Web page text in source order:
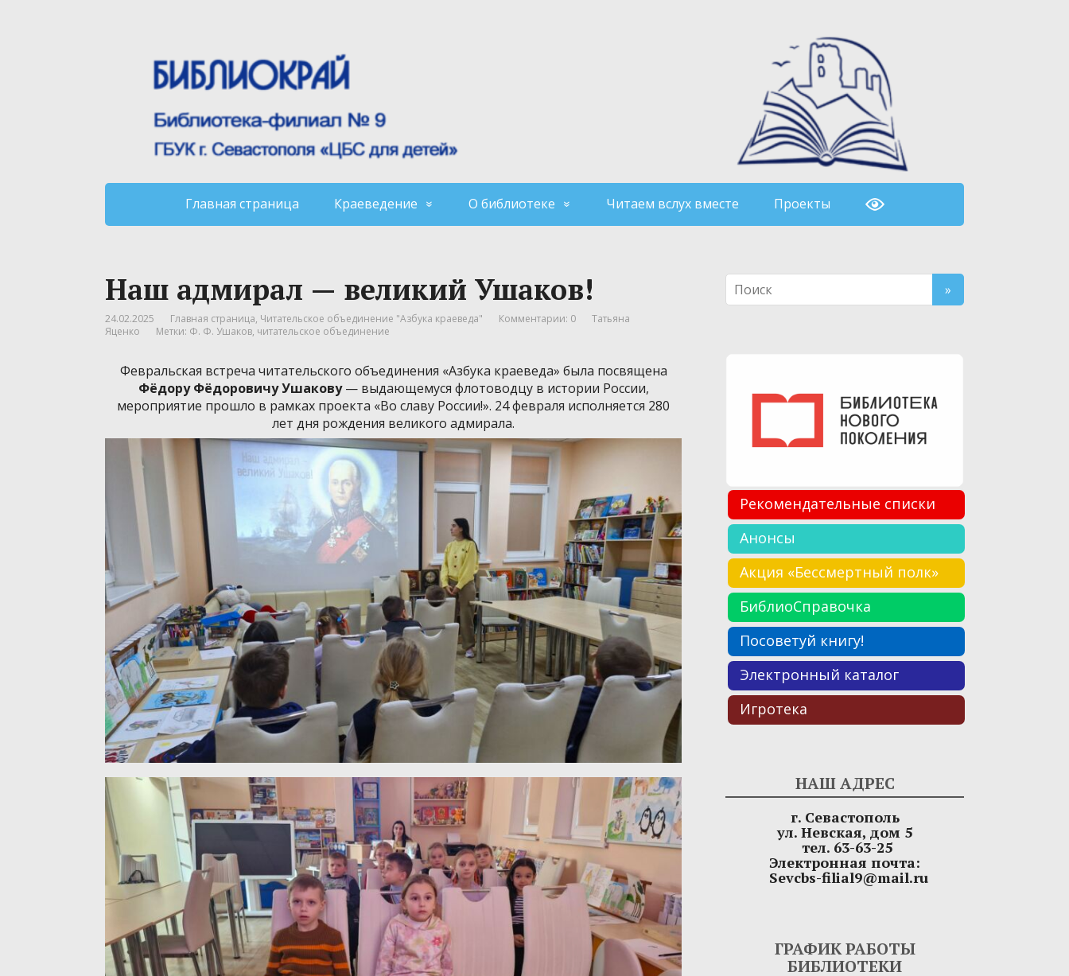
Главная страница Краеведение О библиотеке Читаем вслух вместе Проекты
Наш адмирал — великий Ушаков!
24.02.2025 Главная страница, Читательское объединение "Азбука краеведа" Комментарии: 0
Татьяна
Яценко
Метки: Ф. Ф. Ушаков, читательское объединение
Февральская встреча читательского объединения «Азбука краеведа» была посвящена
Фёдору Фёдоровичу Ушакову— выдающемуся флотоводцу в истории России,
мероприятие прошло в рамках проекта «Во славу России!». 24 февраля исполняется 280
лет дня рождения великого адмирала.
Рекомендательные списки
Анонсы
Акция «Бессмертный полк»
БиблиоСправочка
Посоветуй книгу!
Электронный каталог
Игротека
НАШ АДРЕС
г. Севастополь
ул. Невская, дом 5
тел. 63-63-25
Электронная почта:
Sevcbs-filial9@mail.ru
ГРАФИК РАБОТЫ
БИБЛИОТЕКИ